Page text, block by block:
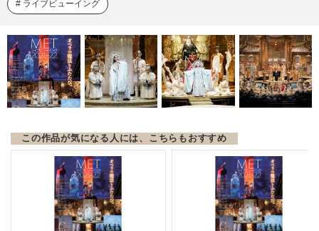
ライブビューイング
この作品が気になる人には、こちらもおすすめ